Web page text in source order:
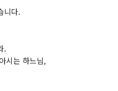
니다.
.
시는 하느님,